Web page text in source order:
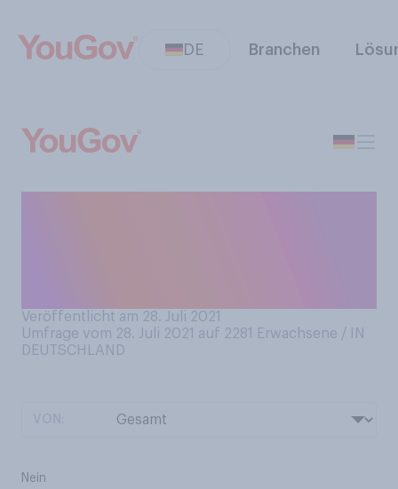
DE Branchen
Veröffentlicht am 28. Juli 2021
Umfrage vom 28. Juli 2021 auf 2281
Erwachsene / IN
DEUTSCHLAND
Nein